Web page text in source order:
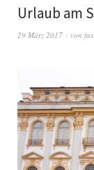
Urlaub am
29 März 2017 von